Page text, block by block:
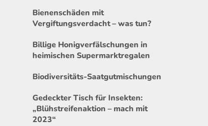
Bienenschäden mit
Vergiftungsverdacht – was tun?
Billige Honigverfälschungen in
heimischen Supermarktregalen
Biodiversitäts-Saatgutmischungen
Gedeckter Tisch für Insekten:
„Blühstreifenaktion – mach mit
2023“